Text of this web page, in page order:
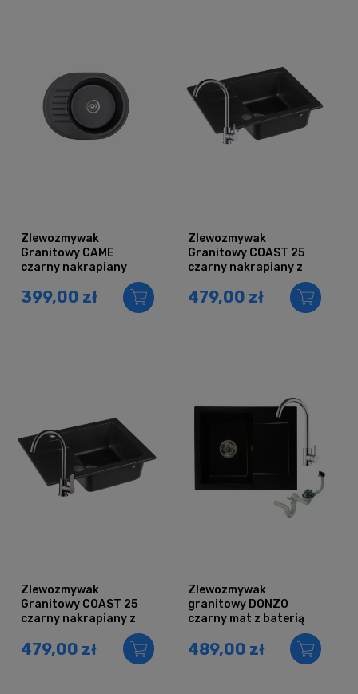
Zlewozmywak
Granitowy CAME
czarny nakrapiany
399,00 zł
Zlewozmywak
Granitowy COAST 25
czarny nakrapiany z
479,00 zł
Zlewozmywak
Granitowy COAST 25
czarny nakrapiany z
479,00 zł
Zlewozmywak
granitowy DONZO
czarny mat z baterią
489,00 zł